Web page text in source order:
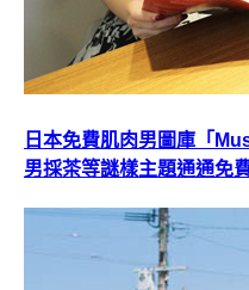
日本免費肌肉男圖庫「
男採茶等謎樣主題通通免